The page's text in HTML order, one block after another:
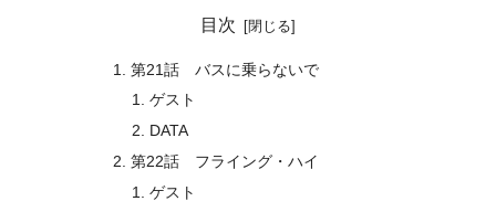
目次
第21話 バスに乗らないで
ゲスト
DATA
第22話 フライング・ハイ
ゲスト